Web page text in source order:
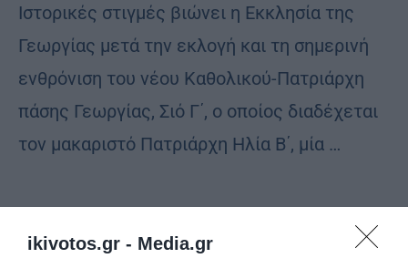
ikivotos.gr - Media.gr
Ιστορικές στιγμές βιώνει η Εκκλησία της
Γεωργίας μετά την εκλογή και τη σημερινή
ενθρόνιση του νέου Καθολικού-Πατριάρχη
πάσης Γεωργίας, Σιό Γ΄, ο οποίος διαδέχεται
τον μακαριστό Πατριάρχη Ηλία Β΄, μία …